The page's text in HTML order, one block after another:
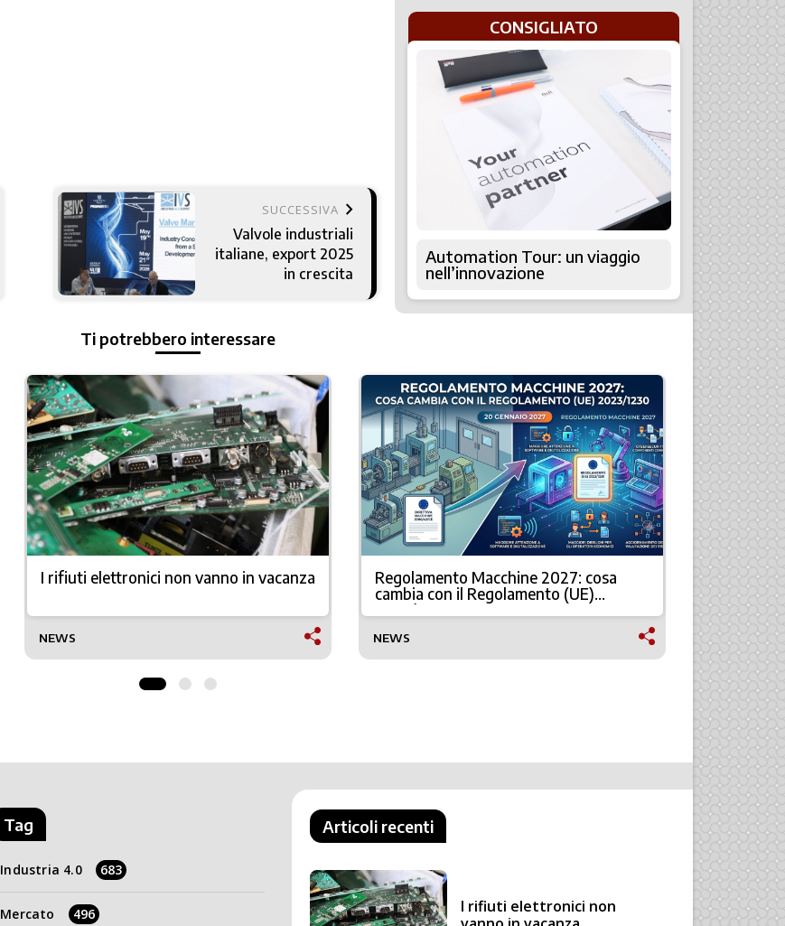
SUCCESSIVA keyboard_arrow_right
Valvole industriali
italiane, export 2025
in crescita
CONSIGLIATO
Automation Tour: un viaggio
nell’innovazione
Ti potrebbero interessare
I rifiuti elettronici non vanno in vacanza
NEWS
Regolamento Macchine 2027: cosa
cambia con il Regolamento (UE)
2023/1230
NEWS
il nuovo
NEWS
Tag
Industria 4.0 683
Mercato 496
Articoli recenti
I rifiuti elettronici non